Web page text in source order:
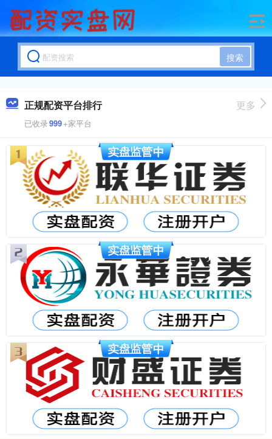
搜索
正规配资平台排行
已收录999+家平台
更多